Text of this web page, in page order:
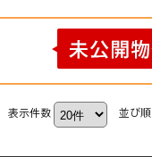
表示件数 並び順